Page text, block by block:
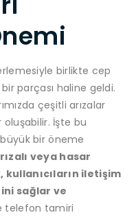
birlikte cep
parçası haline geldi.
çeşitli arızalar
İşte bu
bir öneme
veya hasar
iletişim
sağlar ve
telefon tamiri